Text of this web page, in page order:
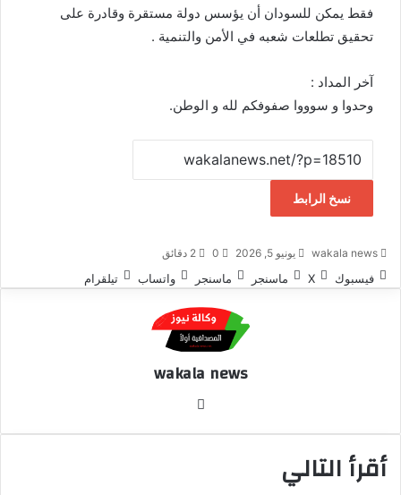
فقط يمكن للسودان أن يؤسس دولة مستقرة وقادرة على
تحقيق تطلعات شعبه في الأمن والتنمية .
آخر المداد :
وحدوا و سوووا صفوفكم لله و الوطن.
نسخ الرابط
wakala news يونيو 5, 2026 0
فيسبوك ‫X ماسنجر ماسنجر واتساب تيلقرام
wakala news
أقرأ التالي